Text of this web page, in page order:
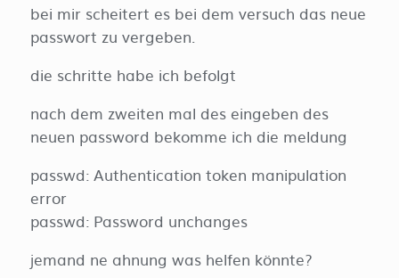
bei mir scheitert es bei dem versuch das neue
passwort zu vergeben.
die schritte habe ich befolgt
nach dem zweiten mal des eingeben des
neuen password bekomme ich die meldung
passwd: Authentication token manipulation
error
passwd: Password unchanges
jemand ne ahnung was helfen könnte?